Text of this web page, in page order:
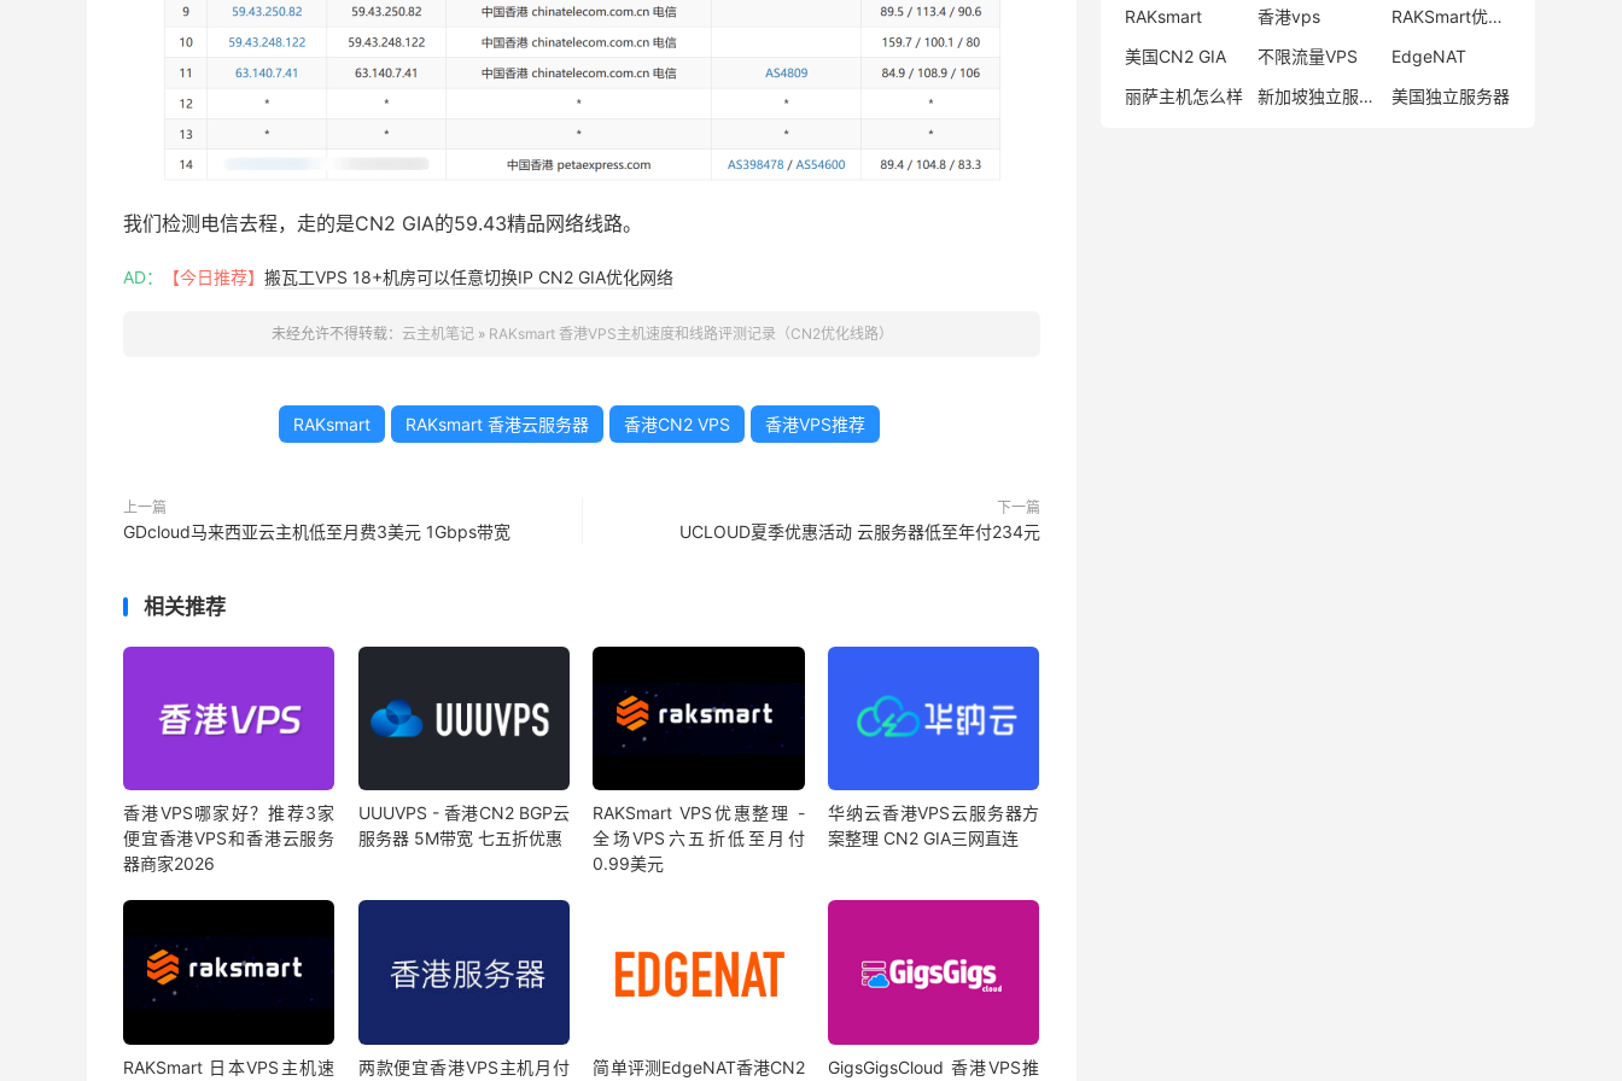
我们检测电信去程，走的是CN2 GIA的59.43精品网络线路。
AD： 【今日推荐】 搬瓦工VPS 18+机房可以任意切换IP CN2 GIA优化网络
未经允许不得转载： 云主机笔记» RAKsmart 香港VPS主机速度和线路评测记录（CN2优化线路）
RAKsmart RAKsmart 香港云服务器 香港CN2 VPS 香港VPS推荐
上一篇
GDcloud马来西亚云主机低至月费3美元 1Gbps带宽
下一篇
UCLOUD夏季优惠活动 云服务器低至年付234元
相关推荐
香港VPS哪家好？推荐3家
便宜香港VPS和香港云服务
器商家2026
UUUVPS - 香港CN2 BGP云
服务器 5M带宽 七五折优惠
RAKSmart VPS优惠整理 -
全场VPS六五折低至月付
0.99美元
华纳云香港VPS云服务器方
案整理 CN2 GIA三网直连
RAKSmart 日本VPS主机速 两款便宜香港VPS主机月付 简单评测EdgeNAT香港CN2 GigsGigsCloud 香港VPS推
RAKsmart 香港vps
RAKSmart优惠码
美国CN2 GIA
不限流量VPS
EdgeNAT
丽萨主机怎么样
新加坡独立服务器 美国独立服务器